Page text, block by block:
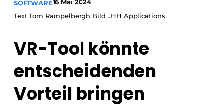
Datenschutz / Cookie-Erklärung
Ein Stellenangebot registrieren
Videos
Möbelbeschläge und Schränke
SOFTWARE16 Mai 2024
Text Tom Rampelbergh Bild JHH Applications
VR-Tool könnte
entscheidenden
Vorteil bringen